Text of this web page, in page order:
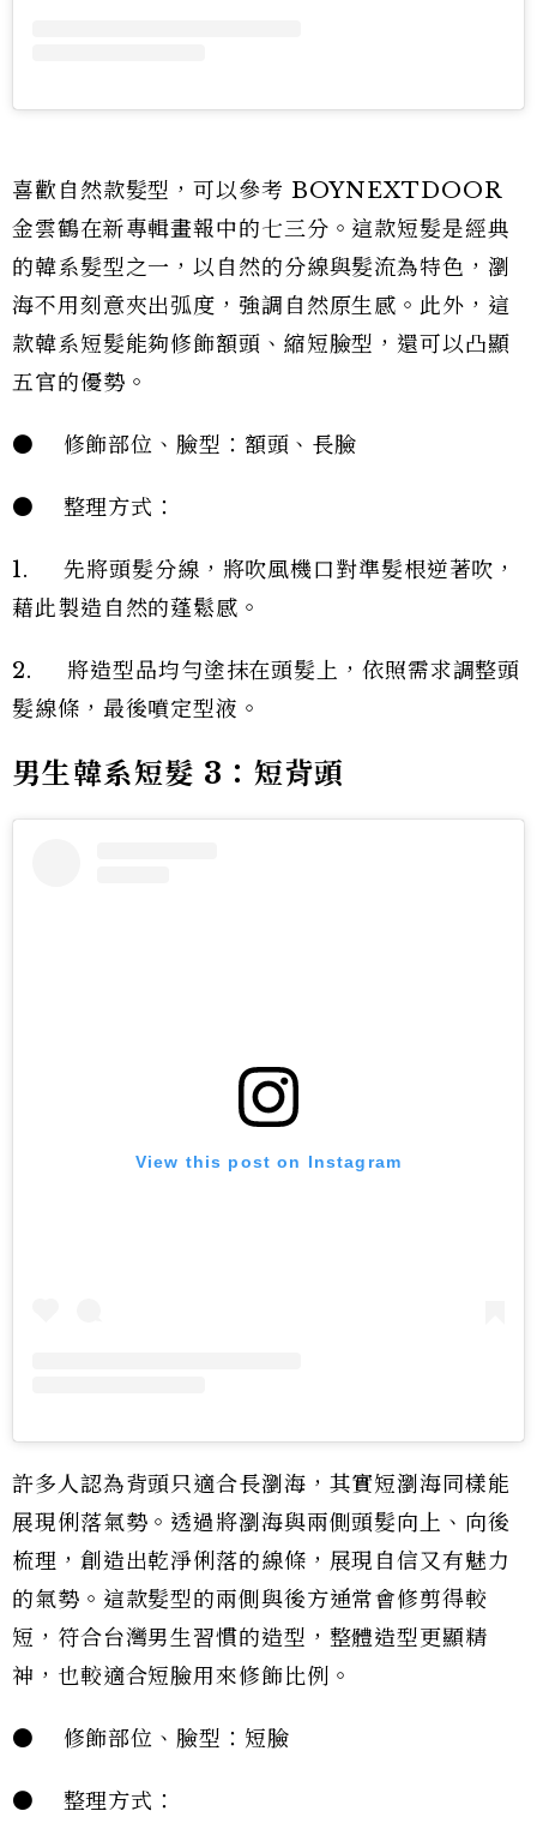
喜歡自然款髮型，可以參考 BOYNEXTDOOR
金雲鶴在新專輯畫報中的七三分。這款短髮是經典
的韓系髮型之一，以自然的分線與髮流為特色，瀏
海不用刻意夾出弧度，強調自然原生感。此外，這
款韓系短髮能夠修飾額頭、縮短臉型，還可以凸顯
五官的優勢。
● 修飾部位、臉型：額頭、長臉
● 整理方式：
1. 先將頭髮分線，將吹風機口對準髮根逆著吹，
藉此製造自然的蓬鬆感。
2. 將造型品均勻塗抹在頭髮上，依照需求調整頭
髮線條，最後噴定型液。
男生韓系短髮 3：短背頭
View this post on Instagram
許多人認為背頭只適合長瀏海，其實短瀏海同樣能
展現俐落氣勢。透過將瀏海與兩側頭髮向上、向後
梳理，創造出乾淨俐落的線條，展現自信又有魅力
的氣勢。這款髮型的兩側與後方通常會修剪得較
短，符合台灣男生習慣的造型，整體造型更顯精
神，也較適合短臉用來修飾比例。
● 修飾部位、臉型：短臉
● 整理方式：